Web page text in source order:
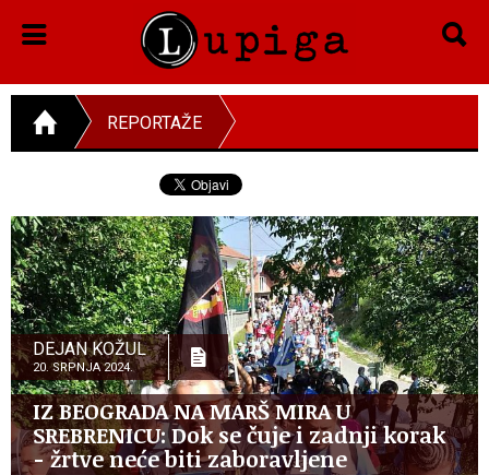
REPORTAŽE
DEJAN KOŽUL
20. SRPNJA 2024.
IZ BEOGRADA NA MARŠ MIRA U
SREBRENICU: Dok se čuje i zadnji korak
- žrtve neće biti zaboravljene